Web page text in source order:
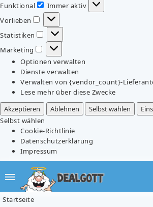
Funktional
Funktional
Immer aktiv
Vorlieben
Vorlieben
Statistiken
Statistiken
Marketing
Marketing
Optionen verwalten
Dienste verwalten
Verwalten von {vendor_count}-
Lese mehr über diese Zwecke
Akzeptieren
Ablehnen Selbst wählen
Selbst wählen
Cookie-Richtlinie
Datenschutzerklärung
Impressum
Startseite